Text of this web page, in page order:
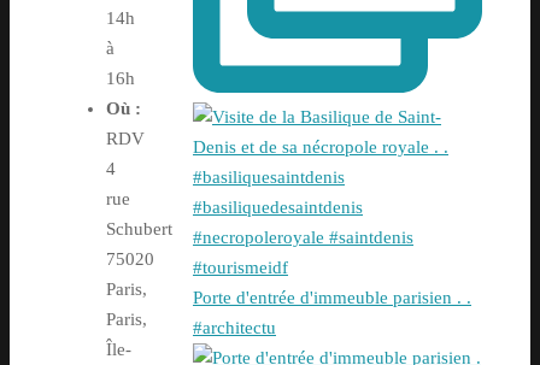
14h
à
16h
Où :
RDV
4
rue
Schubert
75020
Paris,
Paris,
Île-
Porte d'entrée d'immeuble parisien . .
#architectu